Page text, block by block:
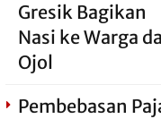
Gresik Bagikan
Nasi ke Warga
Ojol
Pembebasan